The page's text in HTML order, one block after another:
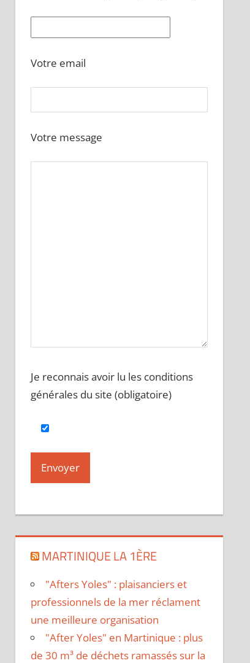
Votre email
Votre message
Je reconnais avoir lu les conditions
générales du site (obligatoire)
MARTINIQUE LA 1ÈRE
"Afters Yoles" : plaisanciers et
professionnels de la mer réclament
une meilleure organisation
"After Yoles" en Martinique : plus
de 30 m³ de déchets ramassés sur la